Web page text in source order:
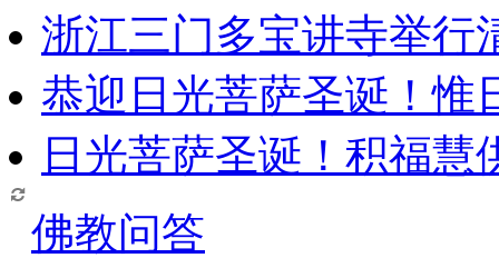
浙江三门多宝讲寺举行
恭迎日光菩萨圣诞！惟
日光菩萨圣诞！积福慧
佛教问答